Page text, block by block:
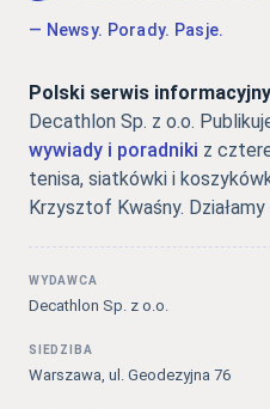
— Newsy. Porady. Pasje.
Polski serwis
Decathlon Sp. z o.o.
wywiady i poradniki z
tenisa, siatkówki i
Krzysztof Kwaśny.
WYDAWCA
Decathlon Sp. z o.o.
SIEDZIBA
Warszawa, ul. Geodezyjna 76